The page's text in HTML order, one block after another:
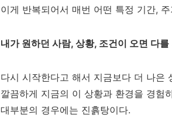
이게 반복되어서 매번 어떤 특정 기간,
내가 원하던 사람, 상황, 조건이 오면 다
다시 시작한다고 해서 지금보다 더 나은
깔끔하게 지금의 이 상황과 환경을 경험
대부분의 경우에는 진흙탕이다.